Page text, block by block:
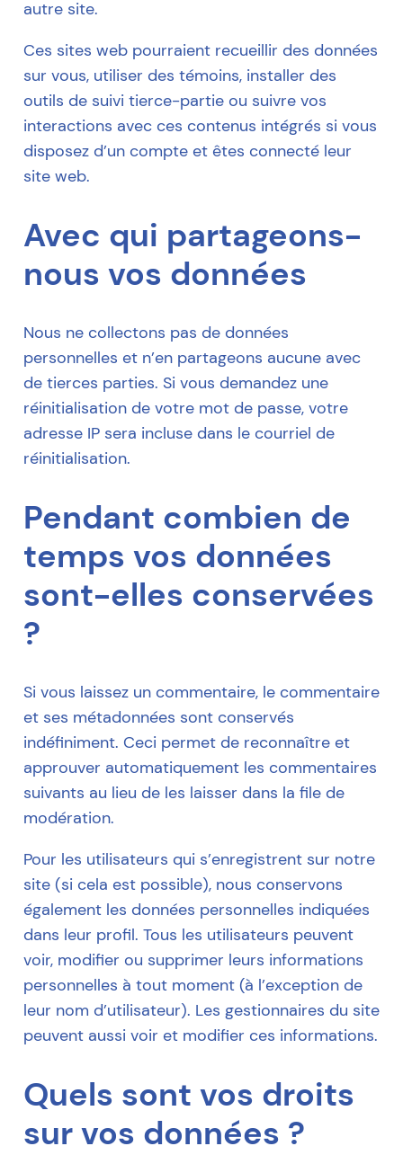
autre site.
Ces sites web pourraient recueillir des données
sur vous, utiliser des témoins, installer des
outils de suivi tierce-partie ou suivre vos
interactions avec ces contenus intégrés si vous
disposez d’un compte et êtes connecté leur
site web.
Avec qui partageons-
nous vos données
Nous ne collectons pas de données
personnelles et n’en partageons aucune avec
de tierces parties. Si vous demandez une
réinitialisation de votre mot de passe, votre
adresse IP sera incluse dans le courriel de
réinitialisation.
Pendant combien de
temps vos données
sont-elles conservées
?
Si vous laissez un commentaire, le commentaire
et ses métadonnées sont conservés
indéfiniment. Ceci permet de reconnaître et
approuver automatiquement les commentaires
suivants au lieu de les laisser dans la file de
modération.
Pour les utilisateurs qui s’enregistrent sur notre
site (si cela est possible), nous conservons
également les données personnelles indiquées
dans leur profil. Tous les utilisateurs peuvent
voir, modifier ou supprimer leurs informations
personnelles à tout moment (à l’exception de
leur nom d’utilisateur). Les gestionnaires du site
peuvent aussi voir et modifier ces informations.
Quels sont vos droits
sur vos données ?